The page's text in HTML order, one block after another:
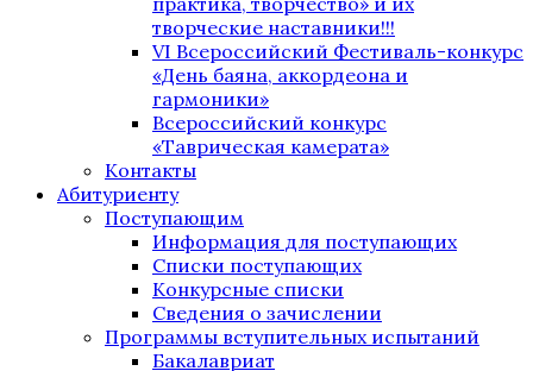
творческие наставники!!!
VI Всероссийский Фестиваль-конкурс
«День баяна, аккордеона и
гармоники»
Всероссийский конкурс
«Таврическая камерата»
Контакты
Абитуриенту
Поступающим
Информация для поступающих
Списки поступающих
Конкурсные списки
Сведения о зачислении
Программы вступительных испытаний
Бакалавриат